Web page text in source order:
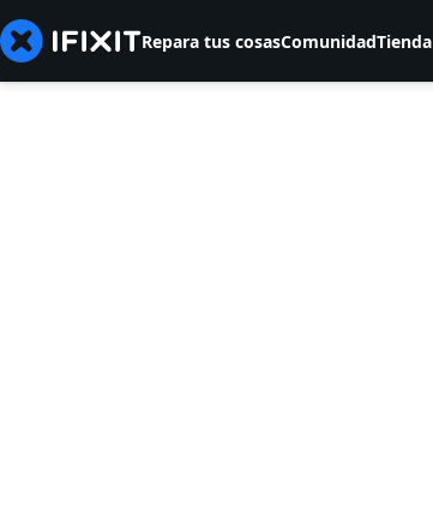
Repara tus cosasComunidadTienda